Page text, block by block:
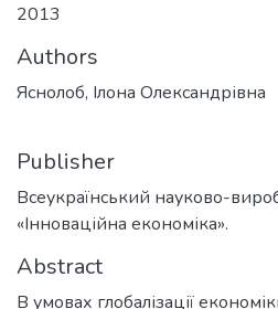
2013
Authors
Яснолоб, Ілона Олександрівна
Publisher
Всеукраїнський науково-
«Інноваційна економіка».
Abstract
В умовах глобалізації